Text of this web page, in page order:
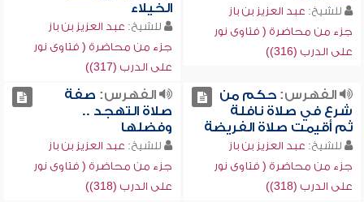
للشيخ: عبد العزيز بن باز
جزء من محاضرة ( فتاوى نور
على الدرب (316))
الخيلاء
للشيخ: عبد العزيز بن باز
جزء من محاضرة ( فتاوى نور
على الدرب (317))
الفهرس:حكم من
شرع في صلاة نافلة
ثم أقيمت صلاة الفريضة
للشيخ: عبد العزيز بن باز
جزء من محاضرة ( فتاوى نور
على الدرب (318))
الفهرس: صفة
صلاة التهجد ..
وفضلها
للشيخ: عبد العزيز بن باز
جزء من محاضرة ( فتاوى نور
على الدرب (318))